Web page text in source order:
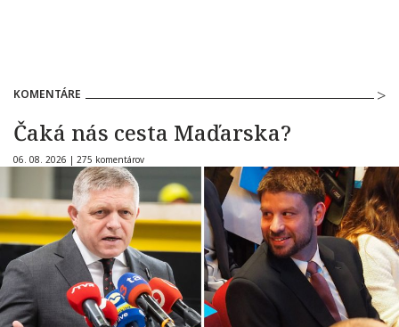
KOMENTÁRE
Čaká nás cesta Maďarska?
06. 08. 2026 | 275 komentárov